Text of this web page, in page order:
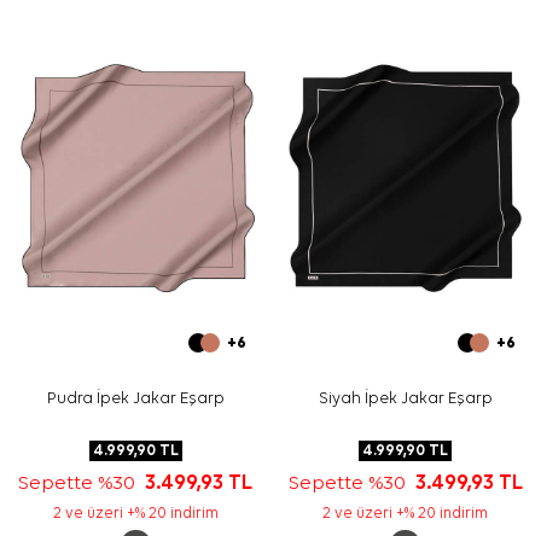
Bakım
Yıkama ve bakım için ürün etiketindeki talimatları
izleyiniz. İpek ve hassas eşarplarda nazik bakım
gerektiğinde
Aker İpek Eşarp Şampuanı
Sıkça Sorulan Sorular
Turkuaz İpek Krep Saten Kare Zincir Desenli Eşarp
ölçüsü nedir?
Bu eşarp hangi renklerden oluşur?
İpek krep saten eşarp hangi kombinlerle kullanılır?
+6
Pudra İpek Jakar Eşarp
4.999,90TL
Sepette %303.499,93 TL
2 ve üzeri +% 20 indirim
+6
Siyah İpek Jakar Eşarp
4.999,90 TL
Sepette %30 3.499,93 TL
2 ve üzeri +% 20 indirim